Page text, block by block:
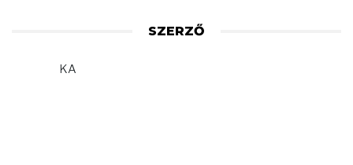
SZERZŐ
KA